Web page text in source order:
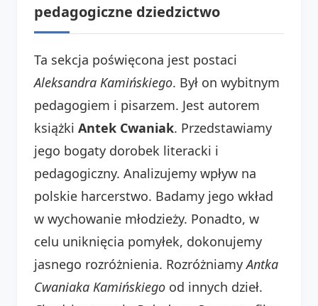
pedagogiczne dziedzictwo
Ta sekcja poświęcona jest postaci
Aleksandra Kamińskiego. Był on wybitnym
pedagogiem i pisarzem. Jest autorem
książki Antek Cwaniak. Przedstawiamy
jego bogaty dorobek literacki i
pedagogiczny. Analizujemy wpływ na
polskie harcerstwo. Badamy jego wkład
w wychowanie młodzieży. Ponadto, w
celu uniknięcia pomyłek, dokonujemy
jasnego rozróżnienia. RozróżniamyAntka
Cwaniaka Kamińskiego od innych dzieł.